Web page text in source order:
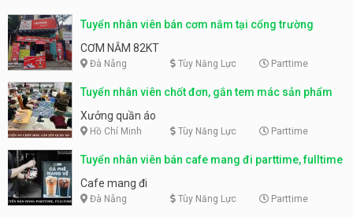
Tuyển nhân viên bán cơm nắm tại cổng trường
CƠM NẮM 82KT
Đà Nẵng Tùy Năng Lực Parttime
Tuyển nhân viên chốt đơn, gắn tem mác sản phẩm
Xưởng quần áo
Hồ Chí Minh Tùy Năng Lực Parttime
Tuyển nhân viên bán cafe mang đi parttime, fulltime
Cafe mang đi
Đà Nẵng Tùy Năng Lực Parttime